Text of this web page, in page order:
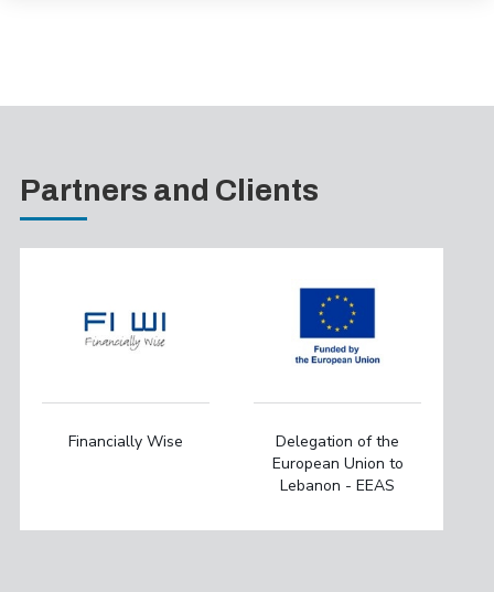
Partners and Clients
Financially Wise
Delegation of the
European Union to
Lebanon - EEAS